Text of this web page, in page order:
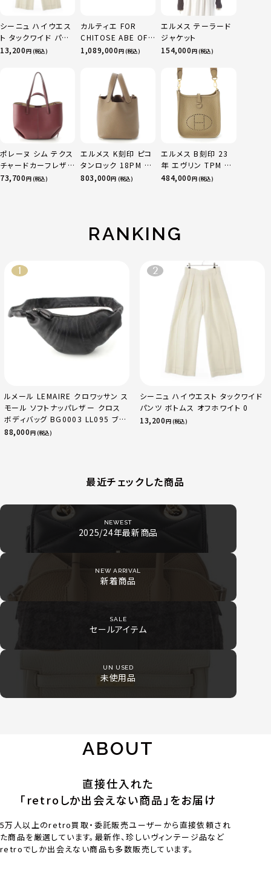
シーニュ ハイウエス
ト タックワイド パン
ツ ボトムス オフホワ
13,200円 (税込)
カルティエ FOR
CHITOSE ABE OF
sacai サカイ 750
ニティ リング 指輪 マ
ルチカラー 50 51
52 24.9g
1,089,000円 (税込)
エルメス テーラード
ジャケット
154,000円 (税込)
ポレーヌ シム テクス
チャードカーフレザ
ー トートバッグ ダー
73,700円 (税込)
エルメス K刻印 ピコ
タンロック 18PM ト
リヨン ハンドバッグ
803,000円 (税込)
エルメス B刻印 23
年 エヴリン TPM 16
アマゾン トリヨンク
484,000円 (税込)
RANKING
ルメール LEMAIRE クロワッサン ス
モール ソフトナッパレザー クロス
ボディバッグ BG0003 LL095 ブラ
ック
88,000円 (税込)
シーニュ ハイウエスト タックワイド
パンツ ボトムス オフホワイト 0
13,200円 (税込)
最近チェックした商品
NEWEST
2025/24年最新商品
NEW ARRIVAL
新着商品
SALE
セールアイテム
UN USED
未使用品
ABOUT
直接仕入れた
「retroしか出会えない商品」をお届け
5万人以上のretro買取・委託販売ユーザーから直接依頼され
た商品を厳選しています。最新作、珍しいヴィンテージ品など
retroでしか出会えない商品も多数販売しています。